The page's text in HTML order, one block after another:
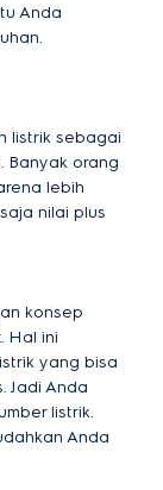
Anda
listrik sebagai
Banyak orang
lebih
nilai plus
konsep
Hal ini
yang bisa
Jadi Anda
listrik.
Anda